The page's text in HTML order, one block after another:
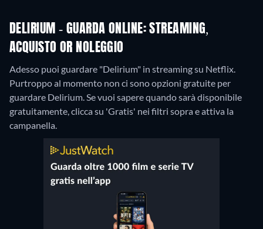
DELIRIUM - GUARDA ONLINE: STREAMING,
ACQUISTO OR NOLEGGIO
Adesso puoi guardare "Delirium" in streaming su Netflix.
Purtroppo al momento non ci sono opzioni gratuite per
guardare Delirium. Se vuoi sapere quando sarà disponibile
gratuitamente, clicca su 'Gratis' nei filtri sopra e attiva la
campanella.